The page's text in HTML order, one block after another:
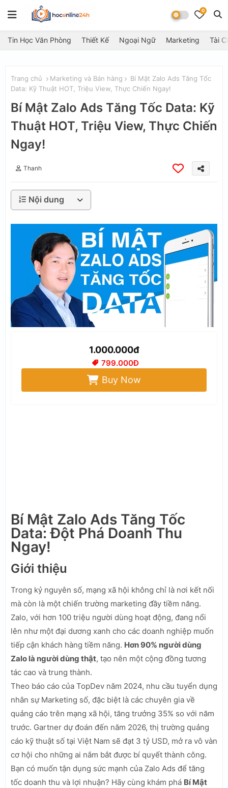
0
Tin Học Văn Phòng Thiết Kế Ngoại Ngữ Marketing Tài
Trang chủ Marketing và Bán hàng
Bí Mật Zalo Ads Tăng Tốc
Data: Kỹ Thuật HOT, Triệu View, Thực Chiến Ngay!
Bí Mật Zalo Ads Tăng Tốc Data: Kỹ
Thuật HOT, Triệu View, Thực Chiến
Ngay!
Thanh
Nội dung
1.000.000đ
799.000Đ
Buy Now
Bí Mật Zalo Ads Tăng Tốc
Data: Đột Phá Doanh Thu
Ngay!
Giới thiệu
Trong kỷ nguyên số, mạng xã hội không chỉ là nơi kết nối
mà còn là một chiến trường marketing đầy tiềm năng.
Zalo, với hơn 100 triệu người dùng hoạt động, đang nổi
lên như một đại dương xanh cho các doanh nghiệp muốn
tiếp cận khách hàng tiềm năng. Hơn 90% người dùng
Zalo là người dùng thật, tạo nên một cộng đồng tương
tác cao và trung thành.
Theo báo cáo của TopDev năm 2024, nhu cầu tuyển dụng
nhân sự Marketing số, đặc biệt là các chuyên gia về
quảng cáo trên mạng xã hội, tăng trưởng 35% so với năm
trước. Gartner dự đoán đến năm 2026, thị trường quảng
cáo kỹ thuật số tại Việt Nam sẽ đạt 3 tỷ USD, mở ra vô vàn
cơ hội cho những ai nắm bắt được bí quyết thành công.
Bạn có muốn tận dụng sức mạnh của Zalo Ads để tăng
tốc doanh thu và lợi nhuận? Hãy cùng khám phá Bí Mật